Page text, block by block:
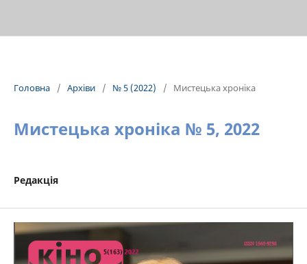
Головна / Архіви / № 5 (2022) / Мистецька хроніка
Мистецька хроніка № 5, 2022
Редакція